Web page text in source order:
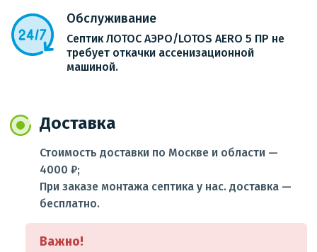
Обслуживание
Септик ЛОТОС АЭРО/LOTOS AERO 5 ПР не
требует откачки ассенизационной
машиной.
Доставка
Стоимость доставки по Москве и области —
4000 ₽;
При заказе монтажа септика у нас. доставка —
бесплатно.
Важно!